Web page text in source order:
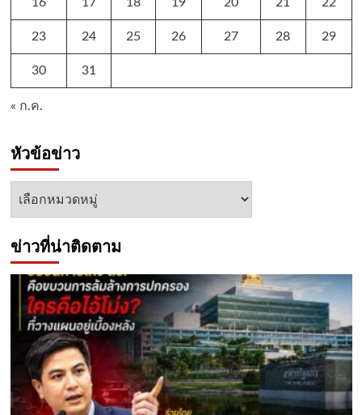
23 24 25 26 27 28 29
30 31
« ก.ค.
หัวข้อข่าว
หัวข้อ
ข่าวที่น่าติดตาม